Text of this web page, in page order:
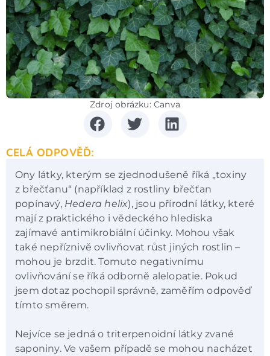
Zdroj obrázku: Canva
CELÁ ODPOVĚĎ:
Ony látky, kterým se zjednodušeně říká „toxiny
z břečťanu“ (například z rostliny břečťan
popínavý, Hedera helix), jsou přírodní látky, které
mají z praktického i vědeckého hlediska
zajímavé antimikrobiální účinky. Mohou však
také nepříznivě ovlivňovat růst jiných rostlin –
mohou je brzdit. Tomuto negativnímu
ovlivňování se říká odborně alelopatie. Pokud
jsem dotaz pochopil správně, zaměřím odpověď
tímto směrem.
Nejvíce se jedná o triterpenoidní látky zvané
saponiny. Ve vašem případě se mohou nacházet